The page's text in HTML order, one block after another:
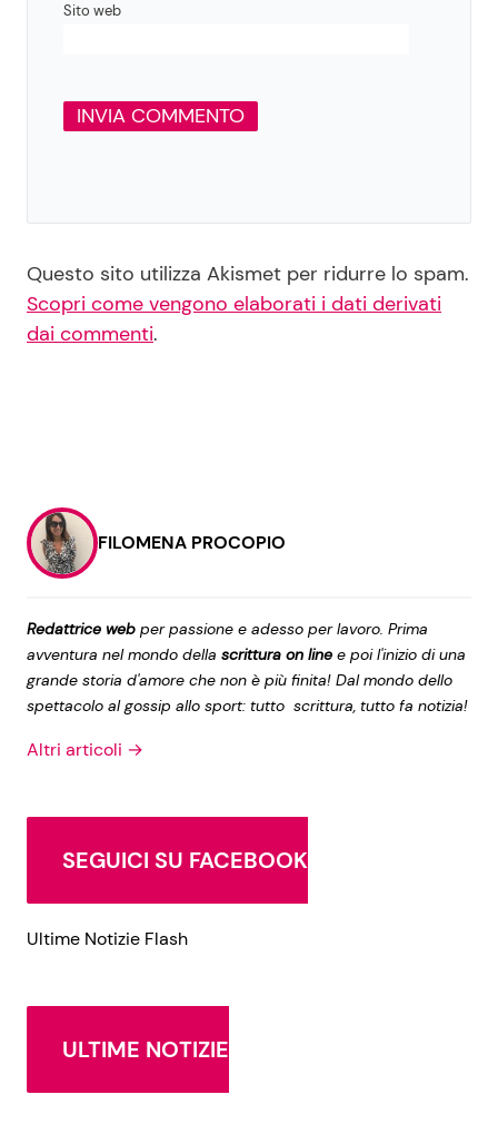
Sito web
Questo sito utilizza Akismet per ridurre lo spam.
Scopri come vengono elaborati i dati derivati
dai commenti.
FILOMENA PROCOPIO
Redattrice web per passione e adesso per lavoro. Prima
avventura nel mondo della scrittura on line e poi l'inizio di una
grande storia d'amore che non è più finita! Dal mondo dello
spettacolo al gossip allo sport: tutto scrittura, tutto fa notizia!
Altri articoli →
SEGUICI SU FACEBOOK
Ultime Notizie Flash
ULTIME NOTIZIE